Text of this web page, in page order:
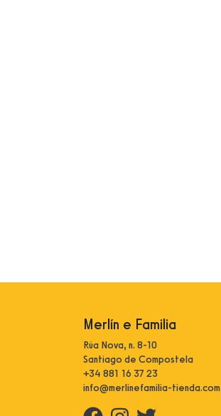
Merlín e Familia
Rúa Nova, n. 8-10
Santiago de Compostela
+34 881 16 37 23
info@merlinefamilia-tienda.com